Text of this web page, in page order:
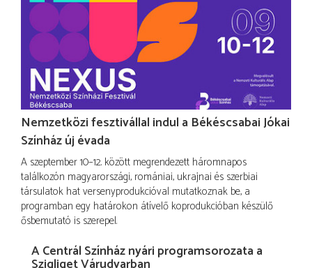
Nemzetközi fesztivállal indul a Békéscsabai Jókai
Színház új évada
A szeptember 10–12. között megrendezett háromnapos
találkozón magyarországi, romániai, ukrajnai és szerbiai
társulatok hat versenyprodukcióval mutatkoznak be, a
programban egy határokon átívelő koprodukcióban készülő
ősbemutató is szerepel.
A Centrál Színház nyári programsorozata a